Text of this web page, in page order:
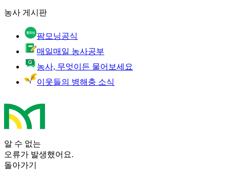
농사 게시판
팜모닝공식
매일매일 농사공부
농사, 무엇이든 물어보세요
이웃들의 병해충 소식
알 수 없는
오류가 발생했어요.
돌아가기